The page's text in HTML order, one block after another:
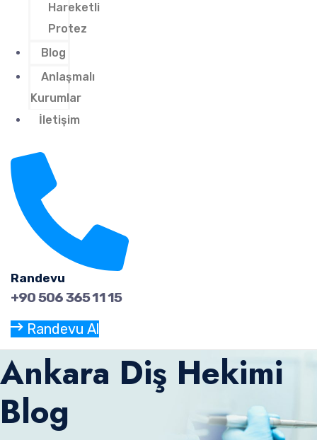
Hareketli
Protez
Blog
Anlaşmalı
Kurumlar
İletişim
Randevu
+90 506 365 11 15
Randevu Al
Ankara Diş Hekimi
Blog